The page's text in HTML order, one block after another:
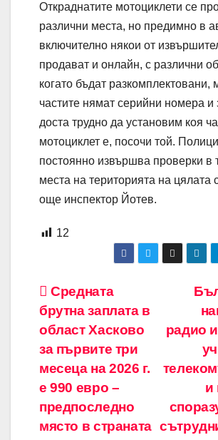
Откраднатите мотоциклети се
различни места, но предимно в
включително някои от
продават и онлайн, с различни
когато бъдат разкомплектовани,
частите нямат серийни номера и
доста трудно да установим коя
мотоциклет е, посочи той.
постоянно извършва проверки в
места на територията на цялата
още инспектор Йотев.
12
Навигация
радио
и
Средната
брутна заплата в
област Хасково
за първите три
месеца на 2026 г.
е 990 евро –
предпоследно
място в страната